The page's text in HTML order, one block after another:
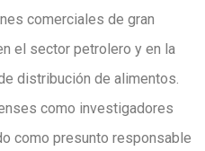
comerciales de gran
el sector petrolero y en la
distribución de alimentos.
como investigadores
como presunto responsable